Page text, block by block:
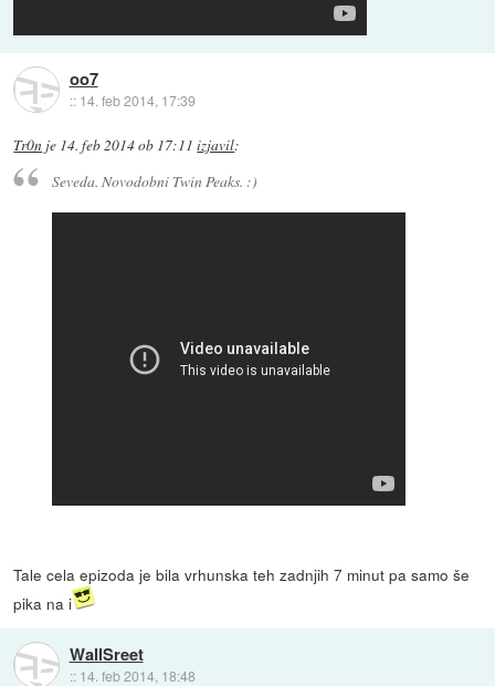
oo7
:: 14. feb 2014, 17:39
Tr0n je 14. feb 2014 ob 17:11 izjavil:
Seveda. Novodobni Twin Peaks. :)
Tale cela epizoda je bila vrhunska teh zadnjih 7 minut pa samo še
pika na i
WallSreet
:: 14. feb 2014, 18:48